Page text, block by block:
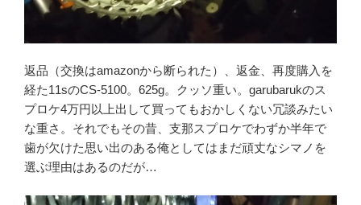
返品（交換はamazonから断られた）、返金、再度購入を
経た11sのCS-5100。625g。クッソ重い。garubarukのス
プロケ4万円以上出して買ってもおかしくない冗談みたい
な重さ。それでもその昔、支那スプロケでわずか半年で
歯が欠けた思い出のある俺としてはまだ頑丈なシマノを
選ぶ理由はあるのだが…